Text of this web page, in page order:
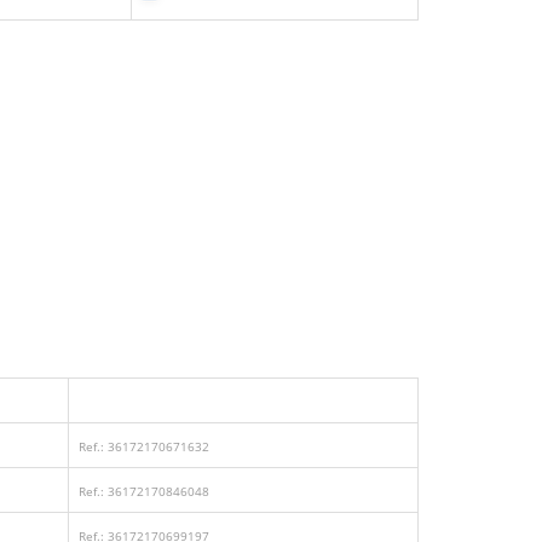
Ref.: 36172170671632
Ref.: 36172170846048
Ref.: 36172170699197